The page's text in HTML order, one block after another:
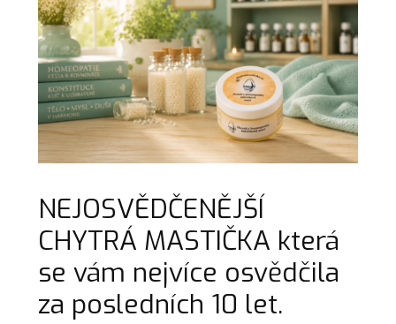
NEJOSVĚDČENĚJŠÍ
CHYTRÁ MASTIČKA která
se vám nejvíce osvědčila
za posledních 10 let.